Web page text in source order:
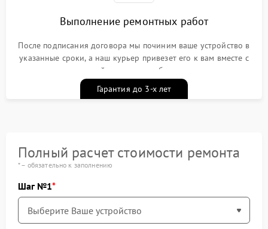
Выполнение ремонтных работ
После подписания договора мы починим ваше устройство в
указанные сроки, а наш курьер привезет его к вам вместе с
гарантийным талоном бесплатно
Гарантия до 3-х лет
Полный расчет стоимости ремонта
* – обязательно к заполнению
Шаг №1